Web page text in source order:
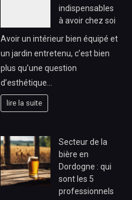
indispensables
à avoir chez soi
Avoir un intérieur bien équipé et
un jardin entretenu, c’est bien
plus qu’une question
d’esthétique…
lire la suite
Secteur de la
bière en
Dordogne : qui
sont les 5
professionnels